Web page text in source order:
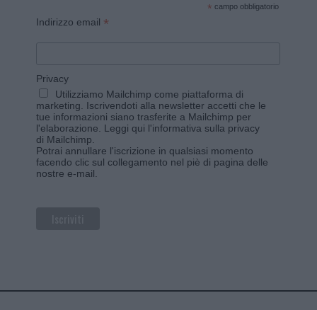
* campo obbligatorio
Indirizzo email *
Privacy
Utilizziamo Mailchimp come piattaforma di
marketing. Iscrivendoti alla newsletter accetti che le
tue informazioni siano trasferite a Mailchimp per
l'elaborazione. Leggi qui l'informativa sulla privacy
di Mailchimp
Potrai annullare l'iscrizione in qualsiasi momento
facendo clic sul collegamento nel piè di pagina delle
nostre e-mail.